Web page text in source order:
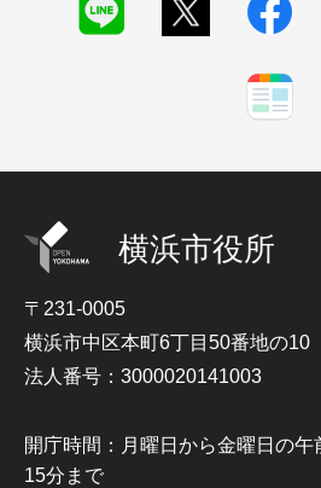
横浜市役所
〒231-0005
横浜市中区本町6丁目50番地の10
法人番号：3000020141003
開庁時間：月曜日から金曜日の
15分まで